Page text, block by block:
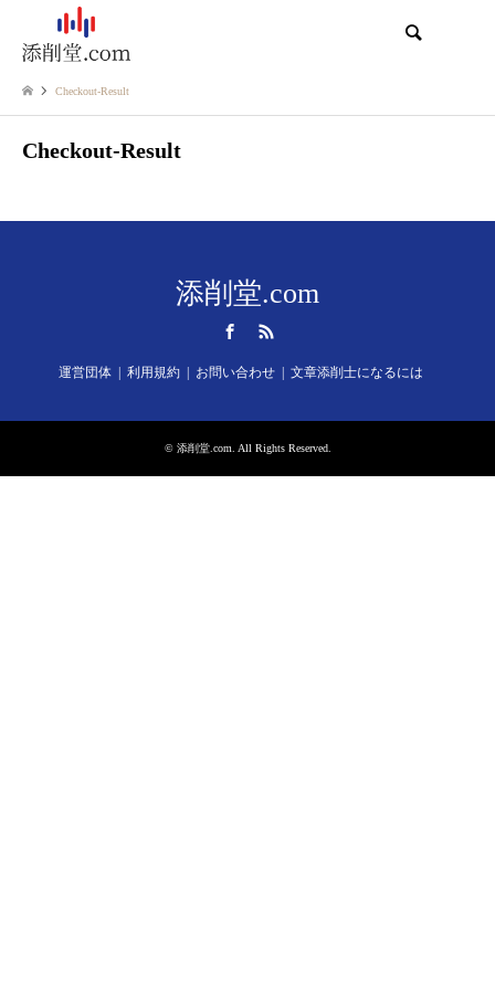
Checkout-Result
Checkout-Result
添削堂.com
運営団体 利用規約 お問い合わせ 文章添削士になるには
© 添削堂.com. All Rights Reserved.